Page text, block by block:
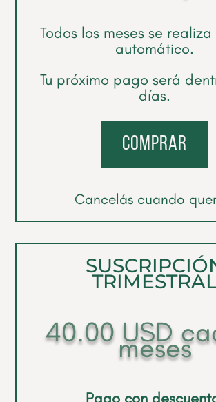
Todos los meses se
automático.
Tu próximo pago será
días.
comprar
Cancelás cuando
40.00 USD
meses